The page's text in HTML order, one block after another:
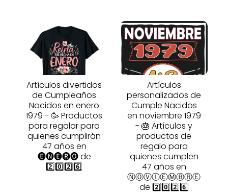
Artículos divertidos
de Cumpleaños
Nacidos en enero
1979 - 🥳 Productos
para regalar para
quienes cumplirán
47 años en
🅔🅝🅔🅡🅞 de
2️⃣0️⃣2️⃣6️⃣
Artículos
personalizados de
Cumple Nacidos
en noviembre 1979
- 🎂 Artículos y
productos de
regalo para
quienes cumplen
47 años en
ⓃⓄⓋⒾⒺⓂⒷⓇⒺ
de 2️⃣0️⃣2️⃣6️⃣